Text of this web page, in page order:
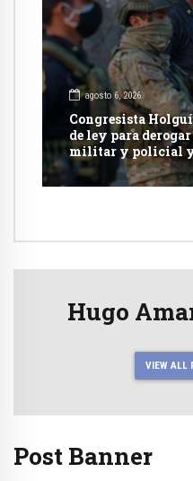
agosto 6, 2026
Congresista
de ley para
militar y policial
competencia de
Hugo
VIEW ALL
Post Banner